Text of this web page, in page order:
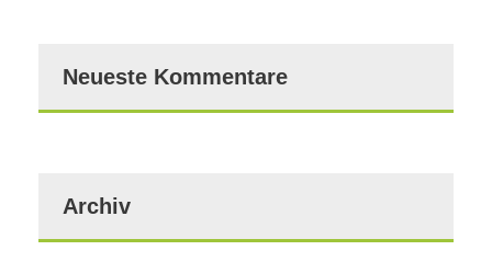
Neueste Kommentare
Archiv